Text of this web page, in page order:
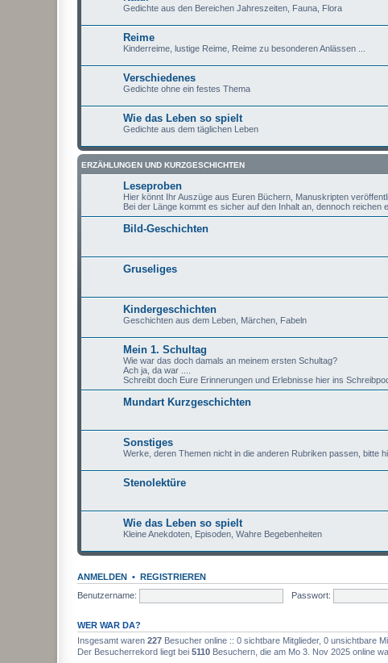
Gedichte aus den Bereichen Jahreszeiten, Fauna, Flora
Reime
Kinderreime, lustige Reime, Reime zu besonderen Anlässen ...
Verschiedenes
Gedichte ohne ein festes Thema
Wie das Leben so spielt
Gedichte aus dem täglichen Leben
ERZÄHLUNGEN UND KURZGESCHICHTEN
Leseproben
Hier könnt Ihr Auszüge aus Euren Büchern, Manuskripten
Bei der Länge kommt es sicher auf den Inhalt an, dennoch reichen
Bild-Geschichten
Gruseliges
Kindergeschichten
Geschichten aus dem Leben, Märchen, Fabeln
Mein 1. Schultag
Wie war das doch damals an meinem ersten Schultag?
Ach ja, da war ....
Schreibt doch Eure Erinnerungen und Erlebnisse hier ins
Mundart Kurzgeschichten
Sonstiges
Werke, deren Themen nicht in die anderen Rubriken passen, bitte
Stenolektüre
Wie das Leben so spielt
Kleine Anekdoten, Episoden, Wahre Begebenheiten
ANMELDEN • REGISTRIEREN
Benutzername:
Passwort:
WER WAR DA?
Insgesamt waren 227 Besucher online :: 0 sichtbare Mitglieder, 0 unsichtbare
Der Besucherrekord liegt bei 5110 Besuchern, die am Mo 3. Nov 2025 online